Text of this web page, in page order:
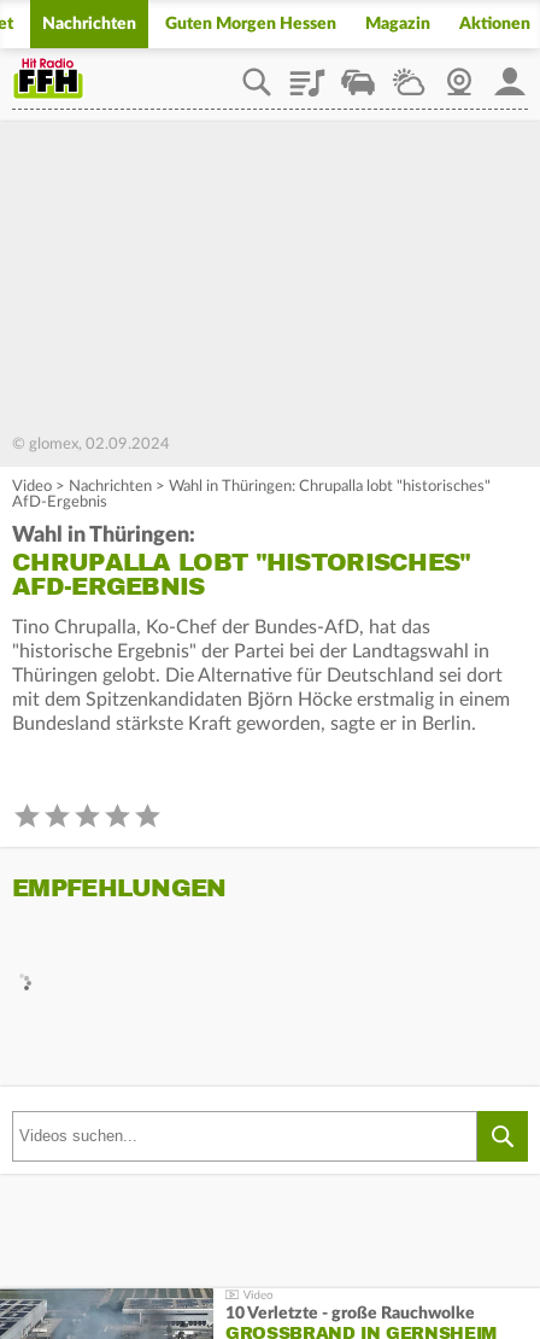
Nachrichten Guten Morgen Hessen Magazin Aktionen
PlaylistStaupilotWetterWebcam
© glomex, 02.09.2024
Video > Nachrichten > Wahl in Thüringen: Chrupalla lobt "historisches"
AfD-Ergebnis
Wahl in Thüringen:
CHRUPALLA LOBT "HISTORISCHES"
AFD-ERGEBNIS
Tino Chrupalla, Ko-Chef der Bundes-AfD, hat das
"historische Ergebnis" der Partei bei der Landtagswahl in
Thüringen gelobt. Die Alternative für Deutschland sei dort
mit dem Spitzenkandidaten Björn Höcke erstmalig in einem
Bundesland stärkste Kraft geworden, sagte er in Berlin.
EMPFEHLUNGEN
10 Verletzte - große Rauchwolke
GROSSBRAND IN GERNSHEIM E